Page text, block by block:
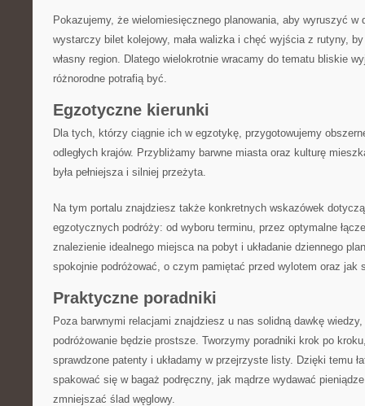
Pokazujemy, że wielomiesięcznego planowania, aby wyruszyć w
wystarczy bilet kolejowy, mała walizka i chęć wyjścia z rutyny,
własny region. Dlatego wielokrotnie wracamy do tematu bliskie
różnorodne potrafią być.
Egzotyczne kierunki
Dla tych, którzy ciągnie ich w egzotykę, przygotowujemy
odległych krajów. Przybliżamy barwne miasta oraz kulturę
była pełniejsza i silniej przeżyta.
Na tym portalu znajdziesz także konkretnych wskazówek
egzotycznych podróży: od wyboru terminu, przez optymalne
znalezienie idealnego miejsca na pobyt i układanie dziennego
spokojnie podróżować, o czym pamiętać przed wylotem oraz jak
Praktyczne poradniki
Poza barwnymi relacjami znajdziesz u nas solidną dawkę
podróżowanie będzie prostsze. Tworzymy poradniki krok po
sprawdzone patenty i układamy w przejrzyste listy. Dzięki temu
spakować się w bagaż podręczny, jak mądrze wydawać
zmniejszać ślad węglowy.